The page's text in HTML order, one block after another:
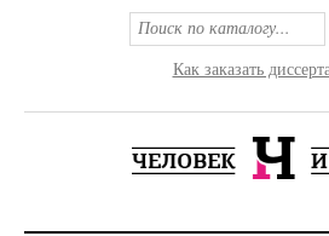
Как заказать